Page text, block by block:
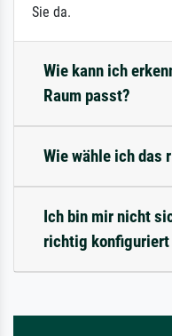
Sie da.
Wie kann ich
Raum passt?
Wie wähle ich das
Ich bin mir nicht
richtig konfiguriert